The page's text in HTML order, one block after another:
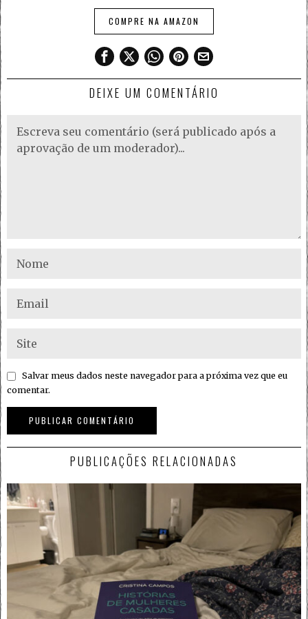
COMPRE NA AMAZON
DEIXE UM COMENTÁRIO
Salvar meus dados neste navegador para a próxima vez que eu
comentar.
PUBLICAÇÕES RELACIONADAS